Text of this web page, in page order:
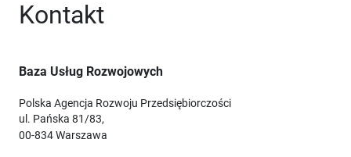
Kontakt
Baza Usług Rozwojowych
Polska Agencja Rozwoju Przedsiębiorczości
ul. Pańska 81/83,
00-834 Warszawa